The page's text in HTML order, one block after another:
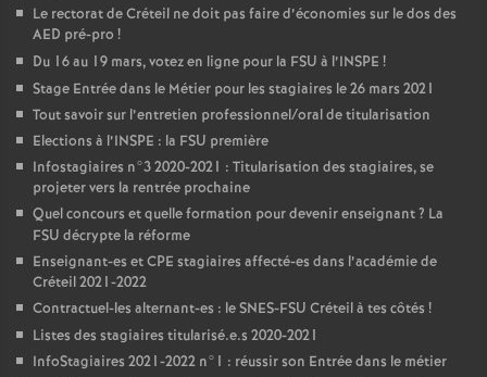
Le rectorat de Créteil ne doit pas faire d’économies sur le dos des
AED pré-pro !
Du 16 au 19 mars, votez en ligne pour la FSU à l’INSPE !
Stage Entrée dans le Métier pour les stagiaires le 26 mars 2021
Tout savoir sur l’entretien professionnel/oral de titularisation
Elections à l’INSPE : la FSU première
Infostagiaires n°3 2020-2021 : Titularisation des stagiaires, se
projeter vers la rentrée prochaine
Quel concours et quelle formation pour devenir enseignant? La
FSU décrypte la réforme
Enseignant-es etCPE stagiaires affecté-es dans l’académie de
Créteil 2021-2022
Contractuel-les alternant-es : leSNES-FSU Créteil à tes côtés !
Listes des stagiaires titularisé.e.s 2020-2021
InfoStagiaires 2021-2022 n°1 : réussir son Entrée dans le métier